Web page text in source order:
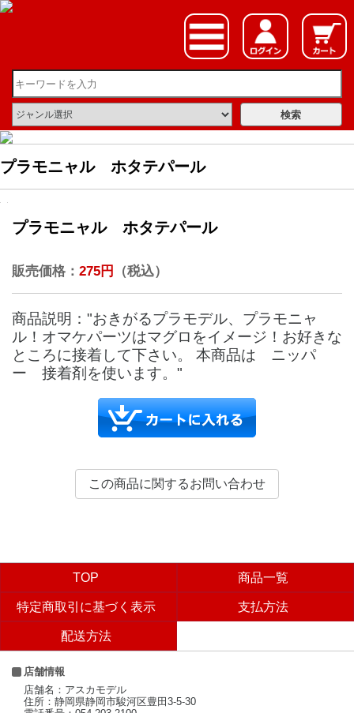
プラモニャル ホタテパール
プラモニャル ホタテパール
販売価格： 275円 （税込）
商品説明："おきがるプラモデル、プラモニャ
ル！オマケパーツはマグロをイメージ！お好きな
ところに接着して下さい。 本商品は ニッパ
ー 接着剤を使います。"
TOP 商品一覧
特定商取引に基づく表示 支払方法
配送方法
店舗情報
店舗名：アスカモデル
住所：静岡県静岡市駿河区豊田3-5-30